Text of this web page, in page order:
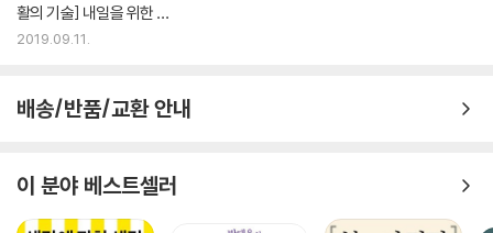
활의 기술] 내일을 위한 종
잣돈을 만든다
2019.09.11.
배송/반품/교환 안내
이 분야 베스트셀러